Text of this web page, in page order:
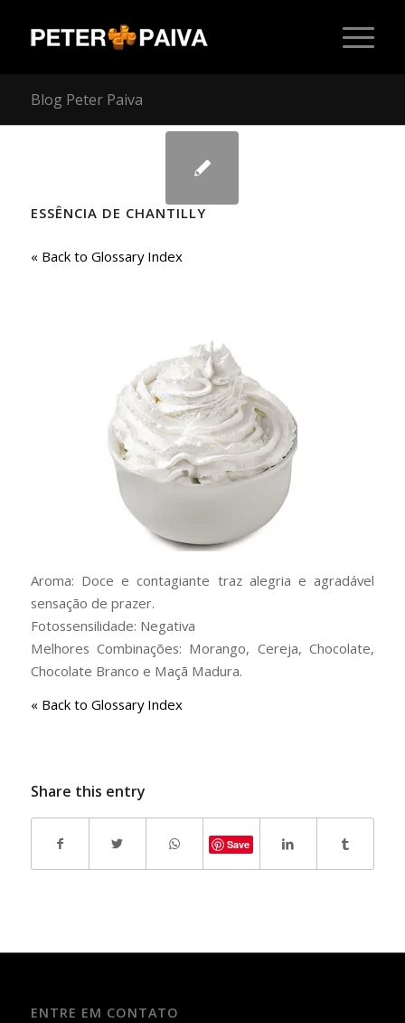
Blog Peter Paiva
ESSÊNCIA DE CHANTILLY
« Back to Glossary Index
Aroma: Doce e contagiante traz alegria e agradável
sensação de prazer.
Fotossensilidade: Negativa
Melhores Combinações: Morango, Cereja, Chocolate,
Chocolate Branco e Maçã Madura.
« Back to Glossary Index
Share this entry
Save
ENTRE EM CONTATO